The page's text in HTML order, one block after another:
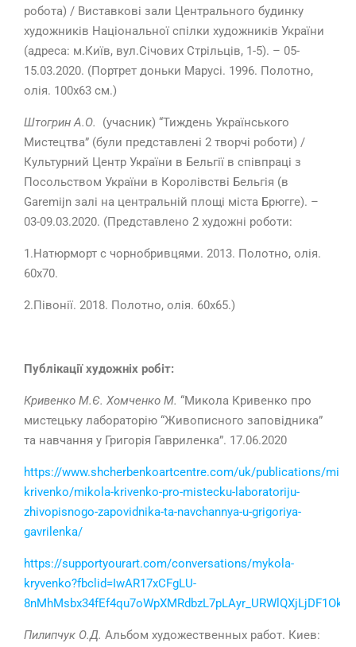
робота) / Виставкові зали Центрального будинку
художників Національної спілки художників України
(адреса: м.Київ, вул.Січових Стрільців, 1-5). – 05-
15.03.2020. (Портрет доньки Марусі. 1996. Полотно,
олія. 100х63 см.)
Штогрин А.О.
(учасник) “Тиждень Українського
Мистецтва” (були представлені 2 творчі роботи) /
Культурний Центр України в Бельгії в співпраці з
Посольством України в Королівстві Бельгія (в
Garemijn залі на центральній площі міста Брюгге). –
03-09.03.2020. (Представлено 2 художні роботи:
1.Натюрморт с чорнобривцями. 2013. Полотно, олія.
60х70.
2.Півонії. 2018. Полотно, олія. 60х65.)
Публікації художніх робіт:
Кривенко М.Є. Хомченко М. “Микола Кривенко про
мистецьку лабораторію “Живописного заповідника”
та навчання у Григорія Гавриленка”. 17.06.2020
https://www.shcherbenkoartcentre.com/uk/publications/
krivenko/mikola-krivenko-pro-mistecku-laboratoriju-
zhivopisnogo-zapovidnika-ta-navchannya-u-grigoriya-
gavrilenka/
https://supportyourart.com/conversations/mykola-
kryvenko?fbclid=IwAR17xCFgLU-
8nMhMsbx34fEf4qu7oWpXMRdbzL7pLAyr_URWlQXjLjDF1Ok
Пилипчук О.Д. Альбом художественных работ. Киев: